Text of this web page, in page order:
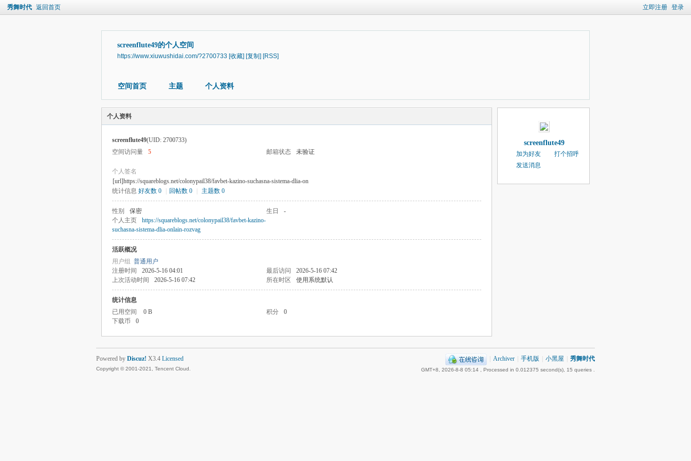
立即注册 登录
秀舞时代 返回首页
screenflute49的个人空间
https://www.xiuwushidai.com/?2700733 [收藏] [复制] [RSS]
空间首页 主题 个人资料
个人资料
screenflute49(UID: 2700733)
空间访问量
5 邮箱状态 未验证
个人签名
[url]https://squareblogs.net/colonypail38/favbet-kazino-suchasna-sistema-dlia-on
统计信息 好友数 0 回帖数 0 主题数 0
性别 保密 生日
-
个人主页
https://squareblogs.net/colonypail38/favbet-kazino-
suchasna-sistema-dlia-onlain-rozvag
活跃概况
用户组 普通用户
注册时间
2026-5-16 04:01 最后访问
2026-5-16 07:42
上次活动时间
2026-5-16 07:42 所在时区 使用系统默认
统计信息
已用空间
0 B 积分
0
下载币
0
screenflute49
加为好友
打个招呼
发送消息
Archiver 手机版 小黑屋 秀舞时代
GMT+8, 2026-8-8 05:14 , Processed in 0.012375 second(s), 15 queries .
Powered by Discuz! X3.4 Licensed
Copyright © 2001-2021, Tencent Cloud.